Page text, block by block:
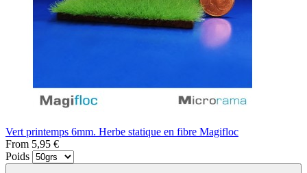
Vert printemps 6mm. Herbe statique en fibre Magifloc
From 5,95 €
Poids